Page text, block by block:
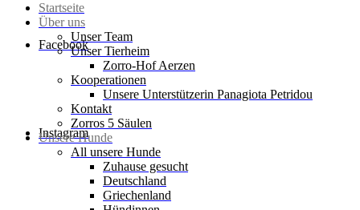
Facebook
Instagram
Startseite
Über uns
Unser Team
Unser Tierheim
Zorro-Hof Aerzen
Kooperationen
Unsere Unterstützerin Panagiota Petridou
Kontakt
Zorros 5 Säulen
Unsere Hunde
All unsere Hunde
Zuhause gesucht
Deutschland
Griechenland